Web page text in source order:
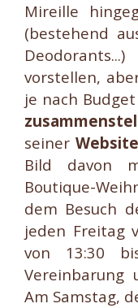
Mireille
(bestehend
vorstellen,
je nach
seinerWebsite
Bild davon
Boutique-
dem Besuch
jeden Freitag
von 13:30
Vereinbarung
Am Samstag,